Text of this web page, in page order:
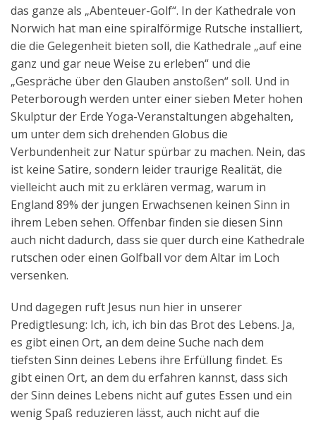
das ganze als „Abenteuer-Golf“. In der Kathedrale von
Norwich hat man eine spiralförmige Rutsche installiert,
die die Gelegenheit bieten soll, die Kathedrale „auf eine
ganz und gar neue Weise zu erleben“ und die
„Gespräche über den Glauben anstoßen“ soll. Und in
Peterborough werden unter einer sieben Meter hohen
Skulptur der Erde Yoga-Veranstaltungen abgehalten,
um unter dem sich drehenden Globus die
Verbundenheit zur Natur spürbar zu machen. Nein, das
ist keine Satire, sondern leider traurige Realität, die
vielleicht auch mit zu erklären vermag, warum in
England 89% der jungen Erwachsenen keinen Sinn in
ihrem Leben sehen. Offenbar finden sie diesen Sinn
auch nicht dadurch, dass sie quer durch eine Kathedrale
rutschen oder einen Golfball vor dem Altar im Loch
versenken.
Und dagegen ruft Jesus nun hier in unserer
Predigtlesung: Ich, ich, ich bin das Brot des Lebens. Ja,
es gibt einen Ort, an dem deine Suche nach dem
tiefsten Sinn deines Lebens ihre Erfüllung findet. Es
gibt einen Ort, an dem du erfahren kannst, dass sich
der Sinn deines Lebens nicht auf gutes Essen und ein
wenig Spaß reduzieren lässt, auch nicht auf die